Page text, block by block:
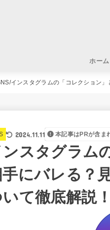
ホーム
インスタグラムの「コレクション
2024.11.11 本記事はPRが含ま
ンスタグラム
にバレる？
て徹底解説！